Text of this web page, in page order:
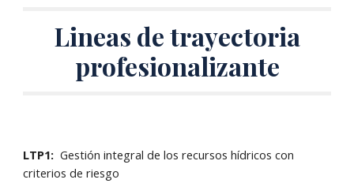
Lineas de trayectoria
profesionalizante
LTP1: Gestión integral de los recursos hídricos con
criterios de riesgo